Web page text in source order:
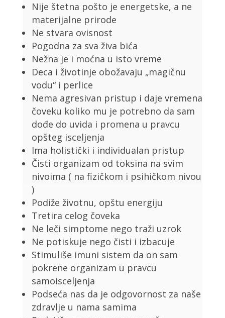
Nije štetna pošto je energetske, a ne
materijalne prirode
Ne stvara ovisnost
Pogodna za sva živa bića
Nežna je i moćna u isto vreme
Deca i životinje obožavaju „magičnu
vodu“ i perlice
Nema agresivan pristup i daje vremena
čoveku koliko mu je potrebno da sam
dođe do uvida i promena u pravcu
opšteg isceljenja
Ima holistički i individualan pristup
Čisti organizam od toksina na svim
nivoima ( na fizičkom i psihičkom nivou
)
Podiže životnu, opštu energiju
Tretira celog čoveka
Ne leči simptome nego traži uzrok
Ne potiskuje nego čisti i izbacuje
Stimuliše imuni sistem da on sam
pokrene organizam u pravcu
samoisceljenja
Podseća nas da je odgovornost za naše
zdravlje u nama samima